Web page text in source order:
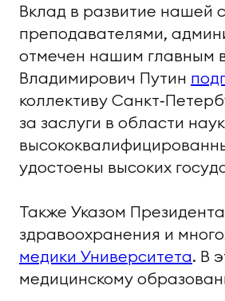
Вклад в развитие нашей
преподавателями,
отмечен нашим главным
Владимирович Путин
коллективу
за заслуги в области
удостоены высоких
Также Указом
здравоохранения и
медики Университета. В
медицинскому